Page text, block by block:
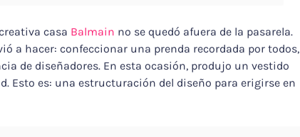
casa Balmain no se quedó afuera de la pasarela.
a hacer: confeccionar una prenda recordada por todos,
de diseñadores. En esta ocasión, produjo un vestido
Esto es: una estructuración del diseño para erigirse en